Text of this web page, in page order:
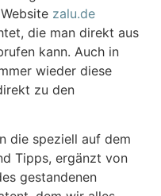
zalu.de
die man direkt aus
kann. Auch in
wieder diese
zu den
die speziell auf dem
Tipps, ergänzt von
gestandenen